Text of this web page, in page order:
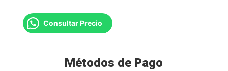
Consultar Precio
Métodos de Pago